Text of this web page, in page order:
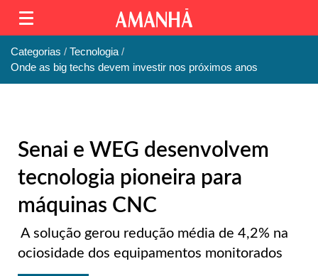
Categorias
Tecnologia
Onde as big techs devem investir nos próximos anos
Senai e WEG desenvolvem
tecnologia pioneira para
máquinas CNC
A solução gerou redução média de 4,2% na
ociosidade dos equipamentos monitorados